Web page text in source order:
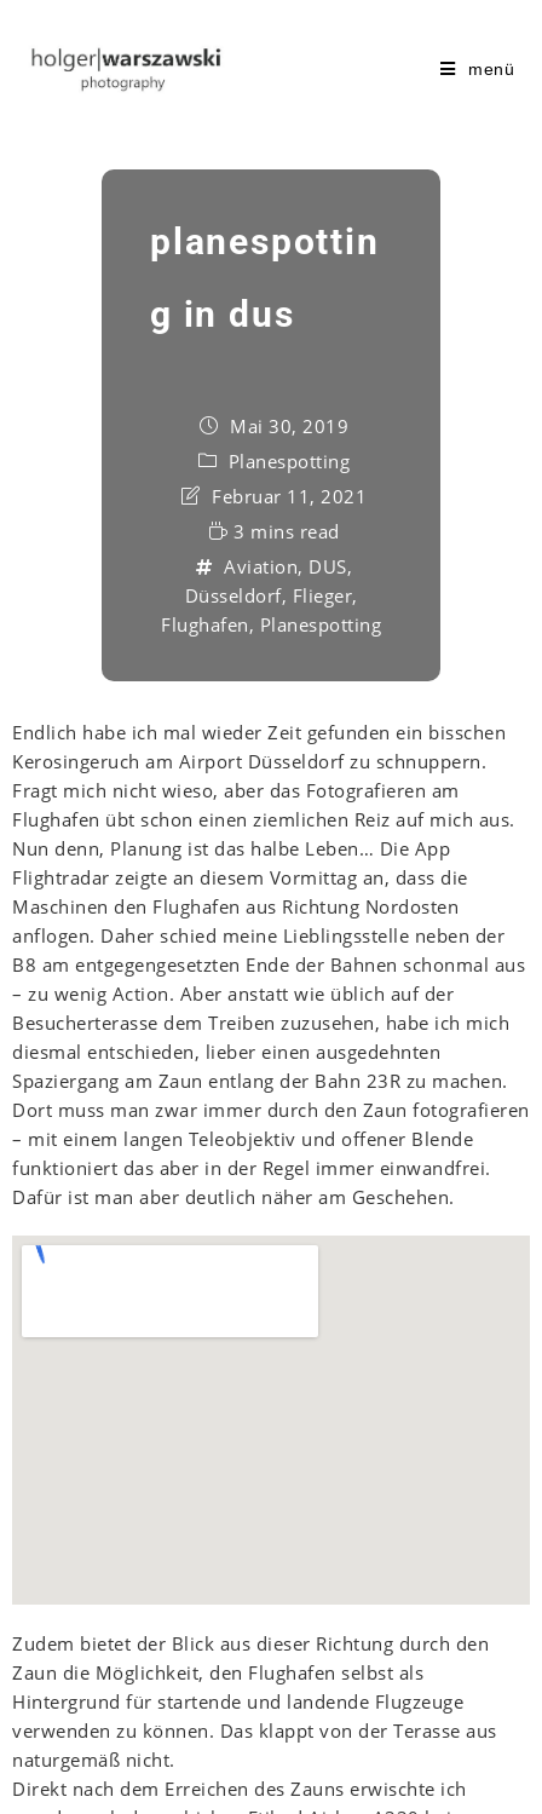
menü
planespottin
g in dus
Mai 30, 2019
Planespotting
Februar 11, 2021
3 mins read
Aviation, DUS,
Düsseldorf, Flieger,
Flughafen, Planespotting
Endlich habe ich mal wieder Zeit gefunden ein bisschen
Kerosingeruch am Airport Düsseldorf zu schnuppern.
Fragt mich nicht wieso, aber das Fotografieren am
Flughafen übt schon einen ziemlichen Reiz auf mich aus.
Nun denn, Planung ist das halbe Leben… Die App
Flightradar zeigte an diesem Vormittag an, dass die
Maschinen den Flughafen aus Richtung Nordosten
anflogen. Daher schied meine Lieblingsstelle neben der
B8 am entgegengesetzten Ende der Bahnen schonmal aus
– zu wenig Action. Aber anstatt wie üblich auf der
Besucherterasse dem Treiben zuzusehen, habe ich mich
diesmal entschieden, lieber einen ausgedehnten
Spaziergang am Zaun entlang der Bahn 23R zu machen.
Dort muss man zwar immer durch den Zaun fotografieren
– mit einem langen Teleobjektiv und offener Blende
funktioniert das aber in der Regel immer einwandfrei.
Dafür ist man aber deutlich näher am Geschehen.
Zudem bietet der Blick aus dieser Richtung durch den
Zaun die Möglichkeit, den Flughafen selbst als
Hintergrund für startende und landende Flugzeuge
verwenden zu können. Das klappt von der Terasse aus
naturgemäß nicht.
Direkt nach dem Erreichen des Zauns erwischte ich